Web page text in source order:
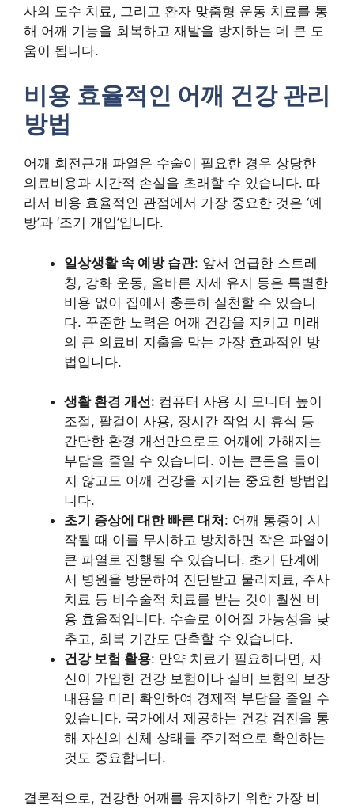
사의 도수 치료, 그리고 환자 맞춤형 운동 치료를 통
해 어깨 기능을 회복하고 재발을 방지하는 데 큰 도
움이 됩니다.
비용 효율적인 어깨 건강 관리
방법
어깨 회전근개 파열은 수술이 필요한 경우 상당한
의료비용과 시간적 손실을 초래할 수 있습니다. 따
라서 비용 효율적인 관점에서 가장 중요한 것은 ‘예
방’과 ‘조기 개입’입니다.
일상생활 속 예방 습관: 앞서 언급한 스트레
칭, 강화 운동, 올바른 자세 유지 등은 특별한
비용 없이 집에서 충분히 실천할 수 있습니
다. 꾸준한 노력은 어깨 건강을 지키고 미래
의 큰 의료비 지출을 막는 가장 효과적인 방
법입니다.
생활 환경 개선: 컴퓨터 사용 시 모니터 높이
조절, 팔걸이 사용, 장시간 작업 시 휴식 등
간단한 환경 개선만으로도 어깨에 가해지는
부담을 줄일 수 있습니다. 이는 큰돈을 들이
지 않고도 어깨 건강을 지키는 중요한 방법입
니다.
초기 증상에 대한 빠른 대처 : 어깨 통증이 시
작될 때 이를 무시하고 방치하면 작은 파열이
큰 파열로 진행될 수 있습니다. 초기 단계에
서 병원을 방문하여 진단받고 물리치료, 주사
치료 등 비수술적 치료를 받는 것이 훨씬 비
용 효율적입니다. 수술로 이어질 가능성을 낮
추고, 회복 기간도 단축할 수 있습니다.
건강 보험 활용: 만약 치료가 필요하다면, 자
신이 가입한 건강 보험이나 실비 보험의 보장
내용을 미리 확인하여 경제적 부담을 줄일 수
있습니다. 국가에서 제공하는 건강 검진을 통
해 자신의 신체 상태를 주기적으로 확인하는
것도 중요합니다.
결론적으로, 건강한 어깨를 유지하기 위한 가장 비